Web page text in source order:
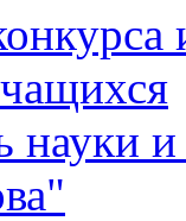
науки